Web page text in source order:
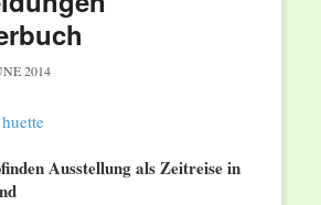
2014
Ausstellung als Zeitreise in